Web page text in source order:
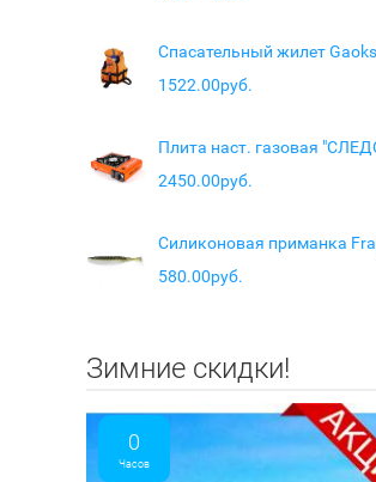
1522.00руб.
2450.00руб.
580.00руб.
Зимние скидки!
0
Часов